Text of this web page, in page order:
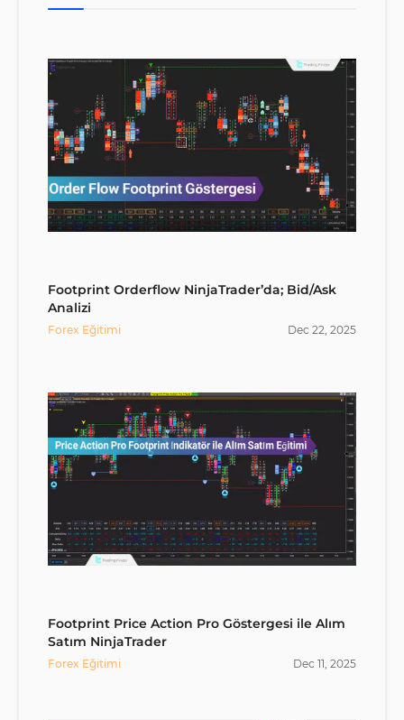
Footprint Orderflow NinjaTrader’da; Bid/Ask
Analizi
Forex Eğitimi Dec 22, 2025
Footprint Price Action Pro Göstergesi ile Alım
Satım NinjaTrader
Forex Eğitimi Dec 11, 2025